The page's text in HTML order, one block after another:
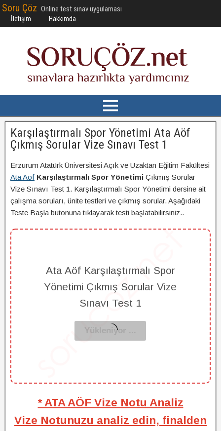
Soru Çöz Online test sınav uygulaması
İletişim Hakkımda
Karşılaştırmalı Spor Yönetimi Ata Aöf
Çıkmış Sorular Vize Sınavı Test 1
Erzurum Atatürk Üniversitesi Açık ve Uzaktan Eğitim Fakültesi
Ata Aöf Karşılaştırmalı Spor Yönetimi Çıkmış Sorular
Vize Sınavı Test 1. Karşılaştırmalı Spor Yönetimi dersine ait
çalışma soruları, ünite testleri ve çıkmış sorular. Aşağıdaki
Teste Başla butonuna tıklayarak testi başlatabilirsiniz..
Ata Aöf Karşılaştırmalı Spor
Yönetimi Çıkmış Sorular Vize
Sınavı Test 1
* ATA AÖF Vize Notu Analiz
Vize Notunuzu analiz edin, finalden